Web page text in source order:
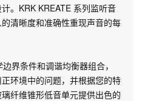
。KRK KREATE 系列监听音
清晰度和准确性重现声音的每
界条件和调谐均衡器组合，
环境中的问题，并根据您的特
纤维锥形低音单元提供出色的